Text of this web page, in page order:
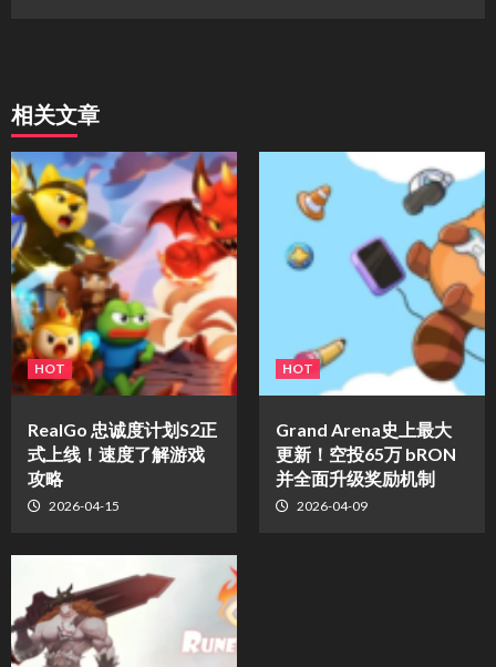
相关文章
HOT
​RealGo 忠诚度计划S2正
式上线！速度了解游戏
攻略
2026-04-15
HOT
Grand Arena史上最大
更新！空投65万 bRON
并全面升级奖励机制
2026-04-09